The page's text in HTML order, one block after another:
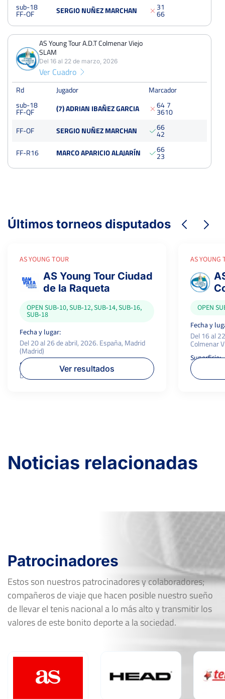
Puntos RFET
PERDIDOS JUEGOS GANADOS
42 87 45
AS Young Tour Ciudad de la Raqueta
Del 20 al 26 de abril, 2026
Octavos
40 Puntos
AS Young Tour A.D.T Colmenar Viejo SLAM
sub-18 Cuartos Dura
sub-18
FF-OF SERGIO NUÑEZ MARCHAN 3
6
1
6
AS Young Tour A.D.T Colmenar Viejo
SLAM
Del 16 al 22 de marzo, 2026
Ver Cuadro
Rd Jugador
Marcador
sub-18
FF-QF (7) ADRIAN IBAÑEZ GARCIA 6
3
4
6
7
10
FF-OF
SERGIO NUÑEZ MARCHAN 6
4
6
2
FF-R16
MARCO APARICIO ALAJARÍN 6
2
6
3
Últimos torneos disputados
AS YOUNG TOUR
AS Young Tour Ciudad
de la Raqueta
OPEN SUB‑10, SUB‑12, SUB‑14, SUB‑16,
SUB‑18
Fecha y lugar:
Del 20 al 26 de abril, 2026. España, Madrid
(Madrid)
Superficie:
Dura
Ver resultados
AS YOUNG
OPEN
Fecha y
Del 16 al
Colmenar
Superficie:
Dura
Noticias relacionadas
Patrocinadores
Estos son nuestros patrocinadores y colaboradores;
compañeros de viaje que hacen posible nuestro sueño
de llevar el tenis nacional a lo más alto y transmitir los
valores de este bonito deporte a la sociedad.